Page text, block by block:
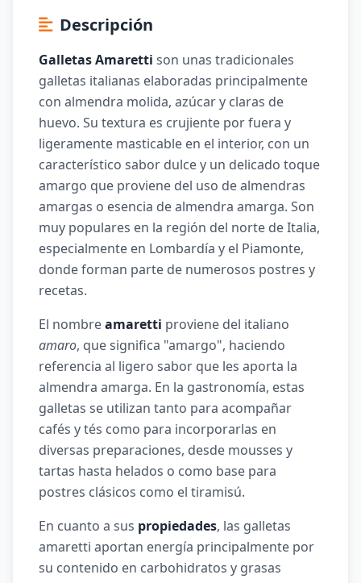
Descripción
Galletas Amaretti son unas tradicionales
galletas italianas elaboradas principalmente
con almendra molida, azúcar y claras de
huevo. Su textura es crujiente por fuera y
ligeramente masticable en el interior, con un
característico sabor dulce y un delicado toque
amargo que proviene del uso de almendras
amargas o esencia de almendra amarga. Son
muy populares en la región del norte de Italia,
especialmente en Lombardía y el Piamonte,
donde forman parte de numerosos postres y
recetas.
El nombreamaretti proviene del italiano
amaro, que significa "amargo", haciendo
referencia al ligero sabor que les aporta la
almendra amarga. En la gastronomía, estas
galletas se utilizan tanto para acompañar
cafés y tés como para incorporarlas en
diversas preparaciones, desde mousses y
tartas hasta helados o como base para
postres clásicos como el tiramisú.
En cuanto a sus propiedades, las galletas
amaretti aportan energía principalmente por
su contenido en carbohidratos y grasas